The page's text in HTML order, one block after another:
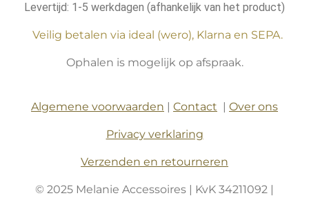
Levertijd: 1-5 werkdagen (afhankelijk van het product)
Veilig betalen via ideal (wero), Klarna en SEPA.
Ophalen is mogelijk op afspraak.
Algemene voorwaarden Contact Over ons
Privacy verklaring
Verzenden en retourneren
© 2025 Melanie Accessoires | KvK 34211092 |